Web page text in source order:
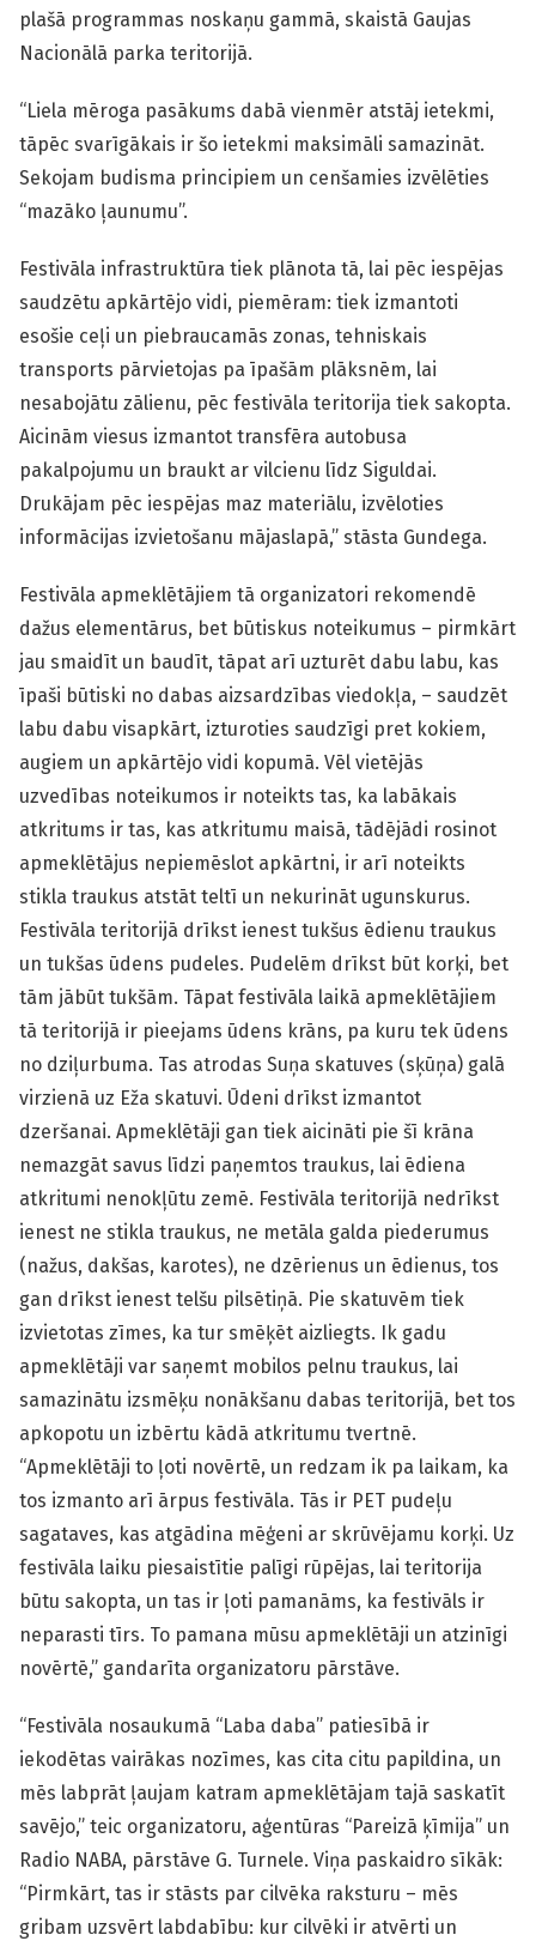
plašā programmas noskaņu gammā, skaistā Gaujas
Nacionālā parka teritorijā.
“Liela mēroga pasākums dabā vienmēr atstāj ietekmi,
tāpēc svarīgākais ir šo ietekmi maksimāli samazināt.
Sekojam budisma principiem un cenšamies izvēlēties
“mazāko ļaunumu”.
Festivāla infrastruktūra tiek plānota tā, lai pēc iespējas
saudzētu apkārtējo vidi, piemēram: tiek izmantoti
esošie ceļi un piebraucamās zonas, tehniskais
transports pārvietojas pa īpašām plāksnēm, lai
nesabojātu zālienu, pēc festivāla teritorija tiek sakopta.
Aicinām viesus izmantot transfēra autobusa
pakalpojumu un braukt ar vilcienu līdz Siguldai.
Drukājam pēc iespējas maz materiālu, izvēloties
informācijas izvietošanu mājaslapā,” stāsta Gundega.
Festivāla apmeklētājiem tā organizatori rekomendē
dažus elementārus, bet būtiskus noteikumus – pirmkārt
jau smaidīt un baudīt, tāpat arī uzturēt dabu labu, kas
īpaši būtiski no dabas aizsardzības viedokļa, – saudzēt
labu dabu visapkārt, izturoties saudzīgi pret kokiem,
augiem un apkārtējo vidi kopumā. Vēl vietējās
uzvedības noteikumos ir noteikts tas, ka labākais
atkritums ir tas, kas atkritumu maisā, tādējādi rosinot
apmeklētājus nepiemēslot apkārtni, ir arī noteikts
stikla traukus atstāt teltī un nekurināt ugunskurus.
Festivāla teritorijā drīkst ienest tukšus ēdienu traukus
un tukšas ūdens pudeles. Pudelēm drīkst būt korķi, bet
tām jābūt tukšām. Tāpat festivāla laikā apmeklētājiem
tā teritorijā ir pieejams ūdens krāns, pa kuru tek ūdens
no dziļurbuma. Tas atrodas Suņa skatuves (sķūņa) galā
virzienā uz Eža skatuvi. Ūdeni drīkst izmantot
dzeršanai. Apmeklētāji gan tiek aicināti pie šī krāna
nemazgāt savus līdzi paņemtos traukus, lai ēdiena
atkritumi nenokļūtu zemē. Festivāla teritorijā nedrīkst
ienest ne stikla traukus, ne metāla galda piederumus
(nažus, dakšas, karotes), ne dzērienus un ēdienus, tos
gan drīkst ienest telšu pilsētiņā. Pie skatuvēm tiek
izvietotas zīmes, ka tur smēķēt aizliegts. Ik gadu
apmeklētāji var saņemt mobilos pelnu traukus, lai
samazinātu izsmēķu nonākšanu dabas teritorijā, bet tos
apkopotu un izbērtu kādā atkritumu tvertnē.
“Apmeklētāji to ļoti novērtē, un redzam ik pa laikam, ka
tos izmanto arī ārpus festivāla. Tās ir PET pudeļu
sagataves, kas atgādina mēģeni ar skrūvējamu korķi. Uz
festivāla laiku piesaistītie palīgi rūpējas, lai teritorija
būtu sakopta, un tas ir ļoti pamanāms, ka festivāls ir
neparasti tīrs. To pamana mūsu apmeklētāji un atzinīgi
novērtē,” gandarīta organizatoru pārstāve.
“Festivāla nosaukumā “Laba daba” patiesībā ir
iekodētas vairākas nozīmes, kas cita citu papildina, un
mēs labprāt ļaujam katram apmeklētājam tajā saskatīt
savējo,” teic organizatoru, aģentūras “Pareizā ķīmija” un
Radio NABA, pārstāve G. Turnele. Viņa paskaidro sīkāk:
“Pirmkārt, tas ir stāsts par cilvēka raksturu – mēs
gribam uzsvērt labdabību: kur cilvēki ir atvērti un